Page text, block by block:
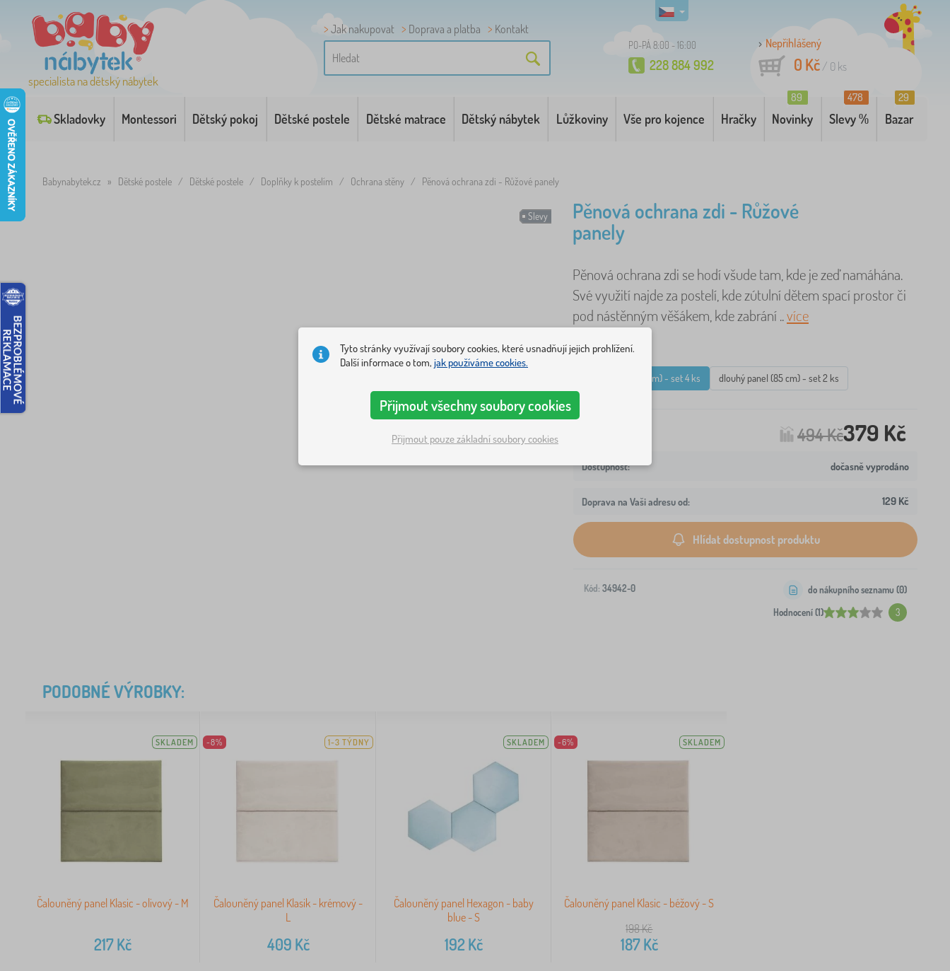
specialista na dětský nábytek
Jak nakupovat Doprava a platba Kontakt
PO-PÁ 8:00 - 16:00
228 884 992
Nepřihlášený
0 Kč/ 0 ks
Skladovky Montessori Dětský pokoj Dětské postele Dětské matrace Dětský nábytek Lůžkoviny Vše pro kojence Hračky Novinky
89
Slevy %
478
Bazar
29
Babynabytek.cz » Dětské postele / Dětské postele / Doplňky k postelím / Ochrana stěny / Pěnová ochrana zdi - Růžové panely
Slevy
Pěnová ochrana zdi - Růžové
panely
Pěnová ochrana zdi se hodí všude tam, kde je zeď namáhána.
Své využití najde za postelí, kde zútulní dětem spací prostor či
pod nástěnným věšákem, kde zabrání ..více
Varianty
krátký panel (40 cm) - set 4 ks
dlouhý panel (85 cm) - set 2 ks
494 Kč379 Kč
dočasně vyprodáno
Doprava na Vaši adresu od: 129 Kč
Hlídat dostupnost produktu
Kód: 34942-0
Hodnocení (1) 3
do nákupního seznamu (0)
PODOBNÉ VÝROBKY:
SKLADEM
Čalouněný panel Klasic - olivový - M
217Kč
-8% 1-3 TÝDNY
Čalouněný panel Klasik - krémový -
L
409 Kč
SKLADEM
Čalouněný panel Hexagon - baby
blue - S
192 Kč
-6% SKLADEM
Čalouněný panel Klasic - béžový - S
198Kč
187Kč
Tyto stránky využívají soubory cookies, které usnadňují jejich prohlížení.
Další informace o tom, jak používáme cookies.
Přijmout všechny soubory cookies
Přijmout pouze základní soubory cookies